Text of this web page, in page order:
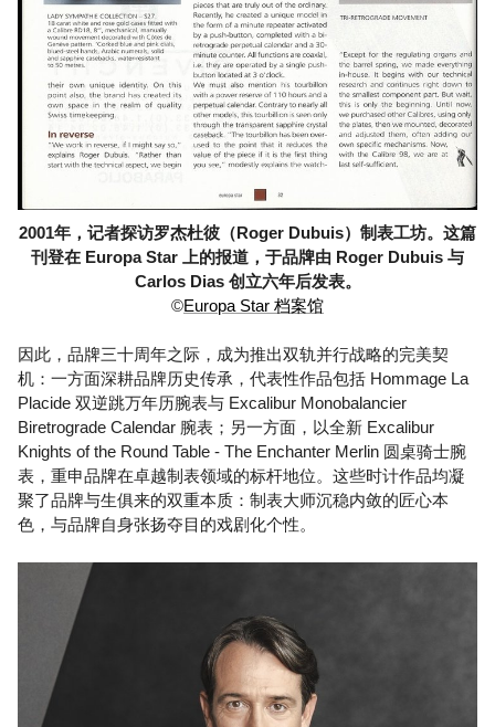
2001年，记者探访罗杰杜彼（Roger Dubuis）制表工坊。这篇
刊登在 Europa Star 上的报道，于品牌由 Roger Dubuis 与
Carlos Dias 创立六年后发表。
©Europa Star 档案馆
因此，品牌三十周年之际，成为推出双轨并行战略的完美契
机：一方面深耕品牌历史传承，代表性作品包括 Hommage La
Placide 双逆跳万年历腕表与 Excalibur Monobalancier
Biretrograde Calendar 腕表；另一方面，以全新 Excalibur
Knights of the Round Table - The Enchanter Merlin 圆桌骑士腕
表，重申品牌在卓越制表领域的标杆地位。这些时计作品均凝
聚了品牌与生俱来的双重本质：制表大师沉稳内敛的匠心本
色，与品牌自身张扬夺目的戏剧化个性。